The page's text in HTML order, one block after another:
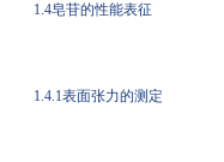
1.4皂苷的性能表征
1.4.1表面张力的测定